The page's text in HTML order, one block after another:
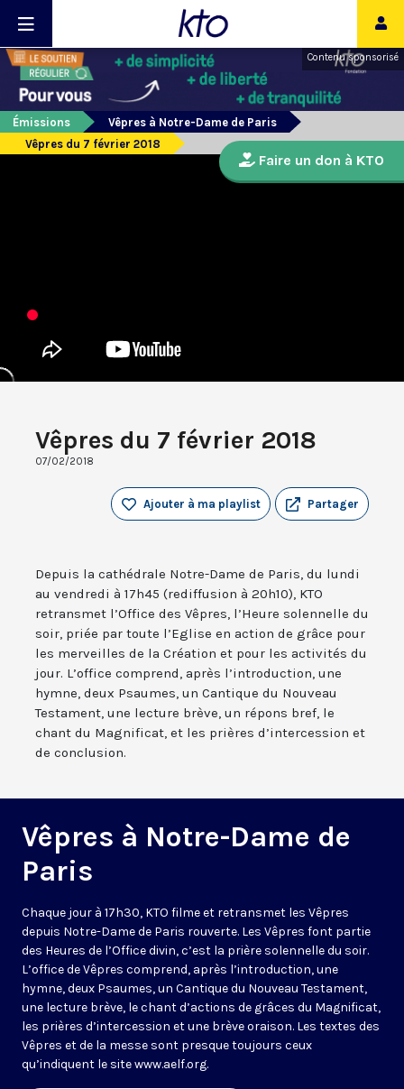
Contenu sponsorisé
Émissions
Vêpres à Notre-Dame de Paris
Vêpres du 7 février 2018
Vêpres du 7 février 2018
07/02/2018
Partager
Ajouter à ma playlist
Depuis la cathédrale Notre-Dame de Paris, du lundi
au vendredi à 17h45 (rediffusion à 20h10), KTO
retransmet l’Office des Vêpres, l’Heure solennelle du
soir, priée par toute l’Eglise en action de grâce pour
les merveilles de la Création et pour les activités du
jour. L’office comprend, après l’introduction, une
hymne, deux Psaumes, un Cantique du Nouveau
Testament, une lecture brève, un répons bref, le
chant du Magnificat, et les prières d’intercession et
de conclusion.
Vêpres à Notre-Dame de
Paris
Chaque jour à 17h30, KTO filme et retransmet les Vêpres
depuis Notre-Dame de Paris rouverte. Les Vêpres font partie
des Heures de l’Office divin, c’est la prière solennelle du soir.
L’office de Vêpres comprend, après l’introduction, une
hymne, deux Psaumes, un Cantique du Nouveau Testament,
une lecture brève, le chant d’actions de grâces du Magnificat,
les prières d’intercession et une brève oraison. Les textes des
Vêpres et de la messe sont presque toujours ceux
qu’indiquent le sitewww.aelf.org.
Faire un don à KTO